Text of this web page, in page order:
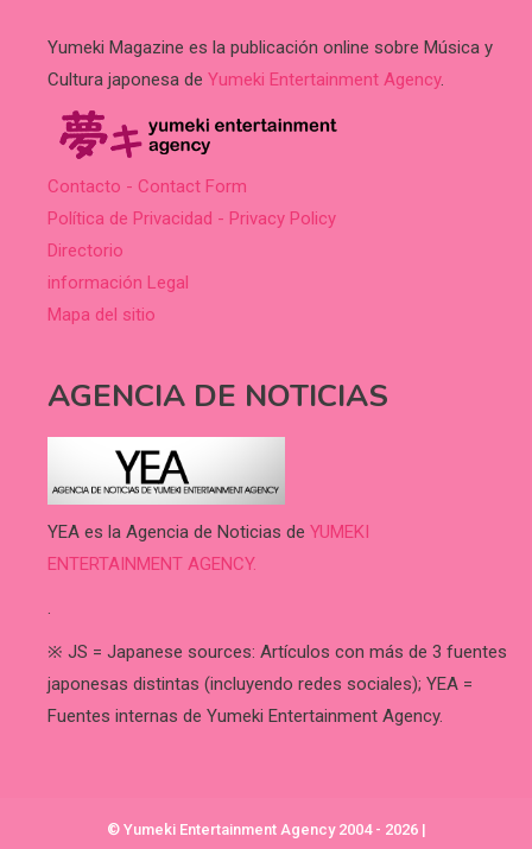
Yumeki Magazine es la publicación online sobre Música y
Cultura japonesa de Yumeki Entertainment Agency.
Contacto - Contact Form
Política de Privacidad - Privacy Policy
Directorio
información Legal
Mapa del sitio
AGENCIA DE NOTICIAS
YEA es la Agencia de Noticias de YUMEKI
ENTERTAINMENT AGENCY.
.
※ JS = Japanese sources: Artículos con más de 3 fuentes
japonesas distintas (incluyendo redes sociales); YEA =
Fuentes internas de Yumeki Entertainment Agency.
© Yumeki Entertainment Agency 2004 - 2026 |